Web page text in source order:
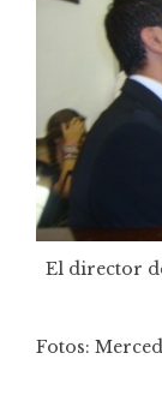
El director
Fotos: